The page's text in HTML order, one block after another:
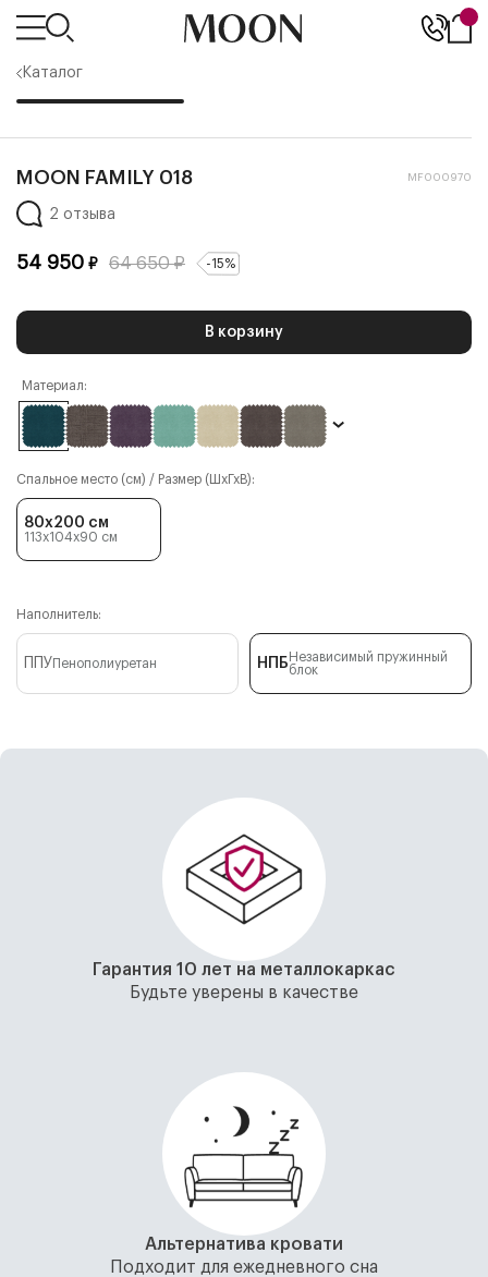
Каталог
MOON FAMILY 018 MF000970
2 отзыва
54 950 ₽ 64 650₽ -15%
В корзину
Материал:
Спальное место (см) / Размер (ШхГхВ):
80x200 см
113x104x90 см
Наполнитель:
ППУ Пенополиуретан НПБ Независимый пружинный
блок
Гарантия 10 лет на металлокаркас
Будьте уверены в качестве
Альтернатива кровати
Подходит для ежедневного сна